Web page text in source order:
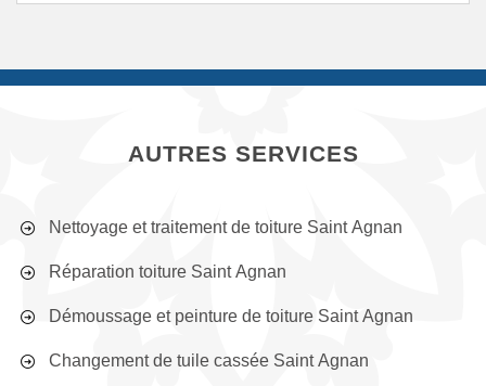
AUTRES SERVICES
Nettoyage et traitement de toiture Saint Agnan
Réparation toiture Saint Agnan
Démoussage et peinture de toiture Saint Agnan
Changement de tuile cassée Saint Agnan